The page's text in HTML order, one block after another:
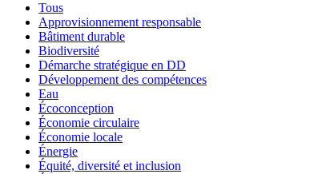
Tous
Approvisionnement responsable
Bâtiment durable
Biodiversité
Démarche stratégique en DD
Développement des compétences
Eau
Écoconception
Économie circulaire
Économie locale
Énergie
Équité, diversité et inclusion